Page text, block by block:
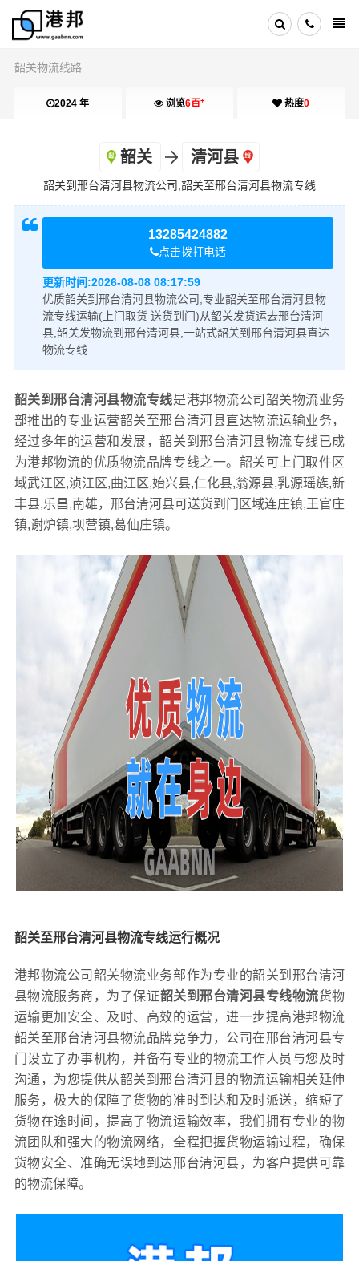
韶关物流线路
2024 年 浏览6百+ 热度0
韶关 清河县
韶关到邢台清河县物流公司,韶关至邢台清河县物流专线
13285424882
点击拨打电话
更新时间:2026-08-08 08:17:59
优质韶关到邢台清河县物流公司,专业韶关至邢台清河县物
流专线运输(上门取货 送货到门)从韶关发货运去邢台清河
县,韶关发物流到邢台清河县,一站式韶关到邢台清河县直达
物流专线
韶关到邢台清河县物流专线是港邦物流公司韶关物流业务
部推出的专业运营韶关至邢台清河县直达物流运输业务，
经过多年的运营和发展，韶关到邢台清河县物流专线已成
为港邦物流的优质物流品牌专线之一。韶关可上门取件区
域武江区,浈江区,曲江区,始兴县,仁化县,翁源县,乳源瑶族,新
丰县,乐昌,南雄，邢台清河县可送货到门区域连庄镇,王官庄
镇,谢炉镇,坝营镇,葛仙庄镇。
韶关至邢台清河县物流专线运行概况
港邦物流公司韶关物流业务部作为专业的韶关到邢台清河
县物流服务商，为了保证韶关到邢台清河县专线物流货物
运输更加安全、及时、高效的运营，进一步提高港邦物流
韶关至邢台清河县物流品牌竞争力，公司在邢台清河县专
门设立了办事机构，并备有专业的物流工作人员与您及时
沟通，为您提供从韶关到邢台清河县的物流运输相关延伸
服务，极大的保障了货物的准时到达和及时派送，缩短了
货物在途时间，提高了物流运输效率，我们拥有专业的物
流团队和强大的物流网络，全程把握货物运输过程，确保
货物安全、准确无误地到达邢台清河县，为客户提供可靠
的物流保障。